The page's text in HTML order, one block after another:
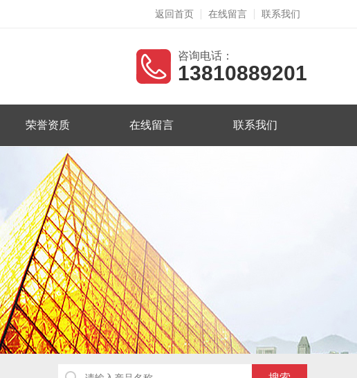
返回首页 在线留言 联系我们
咨询电话：
13810889201
荣誉资质 在线留言 联系我们